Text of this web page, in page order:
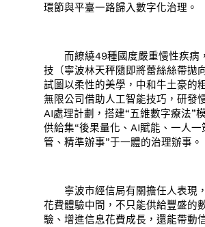
環節與平臺一路歸入數字化治理。
而繚繞49種國度嚴重慢性疾病
技（寧波林天秤隨即將蕾絲絲帶拋
試圖以柔性的美學，中和牛土豪的
無限公司借助人工智能技巧，研發
AI處理計劃，搭建“五維數字療法”
供給集“後果量化、AI賦能、一人一
管、精準辦事”于一體的治理辦事。
寧波市經信局有關擔任人表現
花費體驗中間，不只能供給豐盛的
驗、增進信息花費成長，還能帶動